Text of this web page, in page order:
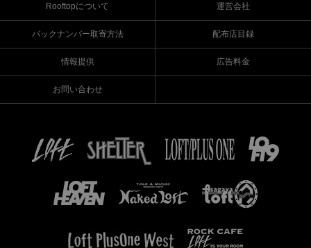
Rooftopについて 運営会社
バックナンバー取寄方法 配布店目録
情報提供 広告料金
お問い合わせ